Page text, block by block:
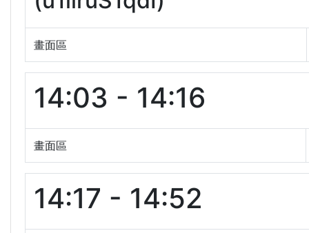
畫面區
14:03 - 14:16
畫面區
14:17 - 14:52